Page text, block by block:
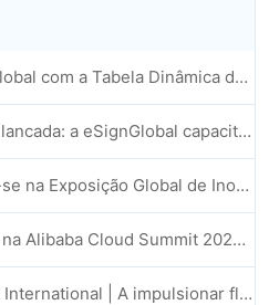
A integração do eSignGlobal com a Tabela Dinâmica do Lark é oficialmente lançada: assinatura e arquivamento automatizados de contratos eletrónicos
Skill 'esign-automation' lancada: a eSignGlobal capacita a OpenClaw com assinaturas eletrónicas automatizadas
eSignGlobal Apresenta-se na Exposição Global de Inovação GIS 2025
A eSignGlobal participa na Alibaba Cloud Summit 2025 em Hong Kong, impulsionando a inovação na cloud orientada por IA e a confiança digital
eSignGlobal × Antelope International | A impulsionar fluxos de trabalho digitais seguros e orientados por IA